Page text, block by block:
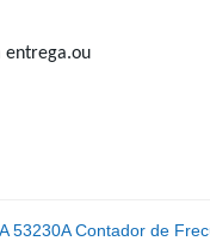
entrega.ou
53230A Contador de